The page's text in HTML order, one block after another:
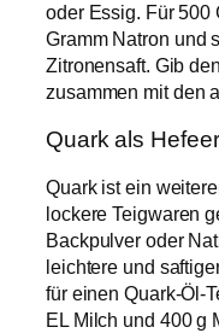
oder Essig. Für 500
Gramm Natron und
Zitronensaft. Gib
zusammen mit den
Quark als
Quark ist ein
lockere Teigwaren
Backpulver oder
leichtere und
für einen Quark-Öl-
EL Milch und 400 g